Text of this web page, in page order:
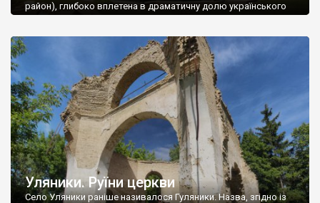
район), глибоко вплетена в драматичну долю українського
дерев’яна церква, освячена на честь Покрови Пресвятої
Богородиці. Ця перша будівля з часом постаріла, і в другій
половині XIX століття, […]
Уляники. Руїни церкви
Село Уляники раніше називалося Гуляники. Назва, згідно із